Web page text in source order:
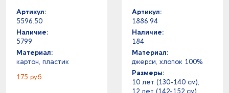
Артикул:
5596.50
Наличие:
5799
Материал:
картон, пластик
175 руб.
Артикул:
1886.94
Наличие:
184
Материал:
джерси, хлопок 100%
Размеры:
10 лет (130-140 см),
12 лет (142-152 см),